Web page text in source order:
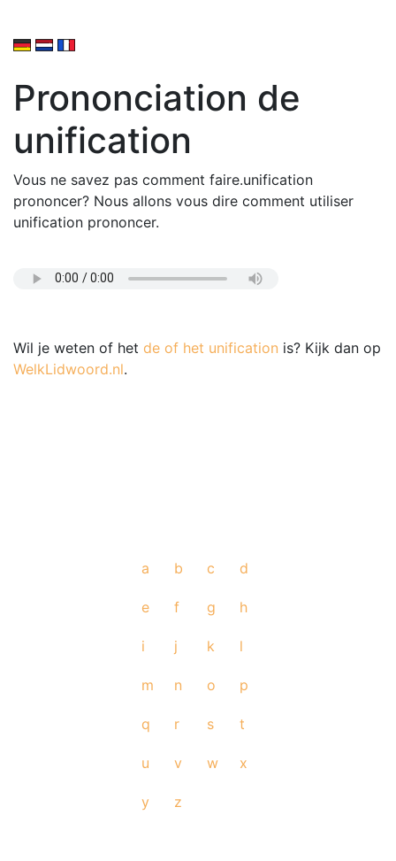
Prononciation de
unification
Vous ne savez pas comment faire.unification
prononcer? Nous allons vous dire comment utiliser
unification prononcer.
Wil je weten of het de of het unification is? Kijk dan op
WelkLidwoord.nl.
a b c d
e f g h
i j k l
m n o p
q r s t
u v w x
y z